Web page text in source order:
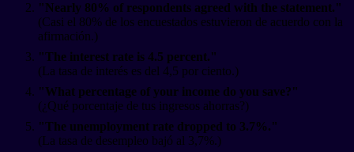
"Nearly 80% of respondents agreed with the statement."
(Casi el 80% de los encuestados estuvieron de acuerdo con la
afirmación.)
"The interest rate is 4.5 percent."
(La tasa de interés es del 4,5 por ciento.)
"What percentage of your income do you save?"
(¿Qué porcentaje de tus ingresos ahorras?)
"The unemployment rate dropped to 3.7%."
(La tasa de desempleo bajó al 3,7%.)